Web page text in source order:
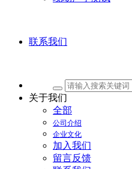
联系我们
关于我们
全部
公司介绍
企业文化
加入我们
留言反馈